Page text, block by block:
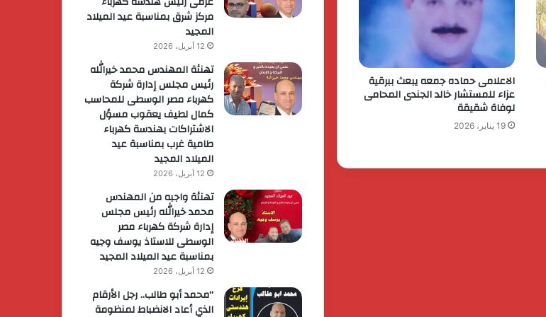
التجاري العربي
ألف مبروك الزفاف السعيد للكابتن أحمد
سعداوي
بدأت بسهرة حمراء وانتهت بابتزاز .. تفاصيل
مأساة فتاة الإسكندرية في شقة الهرم
الاعلامى حماده جمعه يبعث ببرقية
عزاء للمستشار خالد الجندى المحامى
لوفاة شقيقة
19 يناير، 2026
مركز شرق بمناسبة عيد الميلاد
المجيد
12 أبريل، 2026
تهنئة المهندس محمد خيرالله
رئيس مجلس إدارة شركة
كهرباء مصر الوسطى للمحاسب
كمال لطيف يعقوب مسؤل
الاشتراكات بهندسة كهرباء
طامية غرب بمناسبة عيد
الميلاد المجيد
12 أبريل، 2026
تهنئة واجبه من المهندس
محمد خيرالله رئيس مجلس
إدارة شركة كهرباء مصر
الوسطى للاستاذ يوسف وجيه
بمناسبة عيد الميلاد المجيد
12 أبريل، 2026
“محمد أبو طالب.. رجل الأرقام
الذي أعاد الانضباط لمنظومة